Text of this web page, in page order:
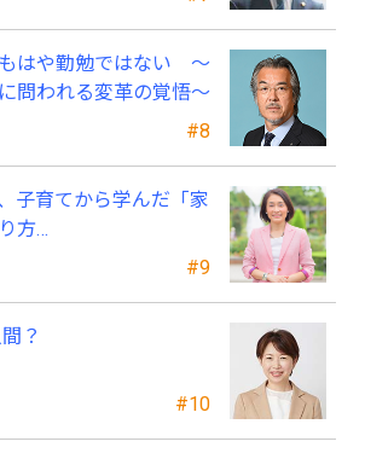
#8
はや勤勉ではない ～
問われる変革の覚悟～
#9
子育てから学んだ「家
方…
#10
？